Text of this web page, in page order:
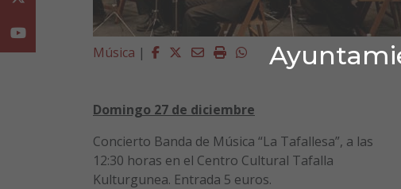
Música | Facebook
Twitter
EmailImprimir
Whatsapp
Domingo 27 de diciembre
Concierto Banda de Música “La Tafallesa”, a las
12:30 horas en el Centro Cultural Tafalla
Kulturgunea. Entrada 5 euros.
Youtube